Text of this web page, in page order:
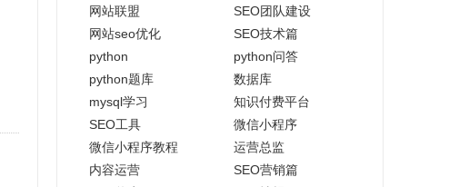
网站联盟
SEO团队建设
网站seo优化
SEO技术篇
python
python问答
python题库
数据库
mysql学习
知识付费平台
SEO工具
微信小程序
微信小程序教程
运营总监
内容运营
SEO营销篇